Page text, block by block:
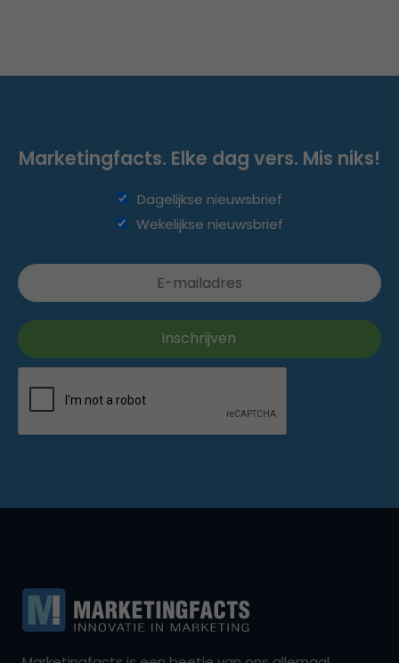
Marketingfacts. Elke dag vers. Mis niks!
Dagelijkse nieuwsbrief
Wekelijkse nieuwsbrief